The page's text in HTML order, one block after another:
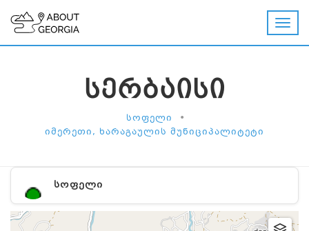
ᲡᲔᲠᲑᲐᲘᲡᲘ
ᲡᲝᲤᲔᲚᲘ •
ᲘᲛᲔᲠᲔᲗᲘ, ᲮᲐᲠᲐᲒᲐᲣᲚᲘᲡ ᲛᲣᲜᲘᲪᲘᲞᲐᲚᲘᲢᲔᲢᲘ
ᲡᲝᲤᲔᲚᲘ